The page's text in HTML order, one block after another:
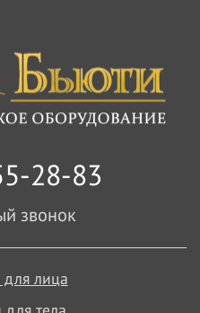
28-83
звонок
лица